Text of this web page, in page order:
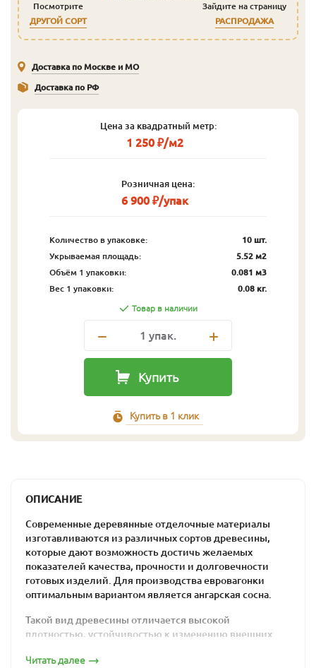
Посмотрите
ДРУГОЙ СОРТ
Зайдите на страницу
РАСПРОДАЖА
Доставка по Москве и МО
Доставка по РФ
Цена за квадратный метр:
1 250 ₽/м2
Розничная цена:
6 900 ₽/упак
Количество в упаковке:
10 шт.
Укрываемая площадь:
5.52 м2
Объём 1 упаковки:
0.081 м3
Вес 1 упаковки:
0.08 кг.
Товар в наличии
1 упак.
Купить
Купить в 1 клик
ОПИСАНИЕ
Современные деревянные отделочные материалы
изготавливаются из различных сортов древесины,
которые дают возможность достичь желаемых
показателей качества, прочности и долговечности
готовых изделий. Для производства евровагонки
оптимальным вариантом является ангарская сосна.
Такой вид древесины отличается высокой
плотностью, устойчивостью к изменению внешних
являются следствием влияния сурового сибирского
Читать далее